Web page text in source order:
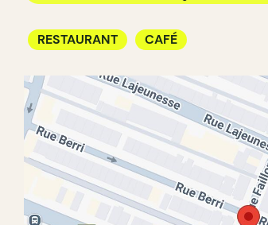
RESTAURANT CAFÉ